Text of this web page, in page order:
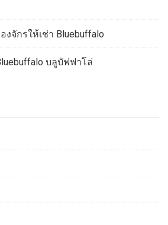
งจักรให้เช่า Bluebuffalo
บลูบัฟฟาโล่